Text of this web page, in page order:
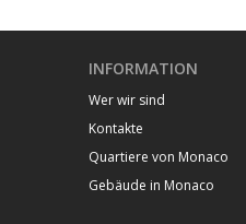
INFORMATION
Wer wir sind
Kontakte
Quartiere von Monaco
Gebäude in Monaco